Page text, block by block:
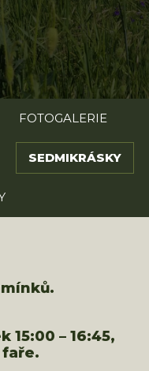
FOTOGALERIE
SEDMIKRÁSKY
15:00 – 16:45,